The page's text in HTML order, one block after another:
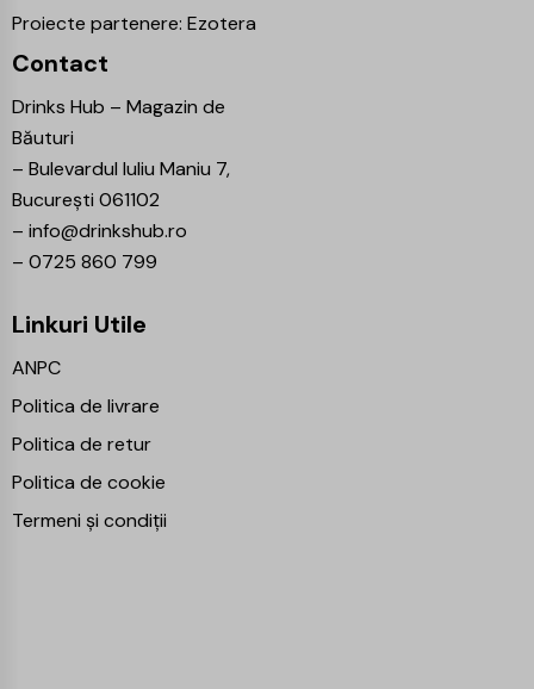
Proiecte partenere: Ezotera
Contact
Drinks Hub – Magazin de
Băuturi
– Bulevardul Iuliu Maniu 7,
București 061102
– info@drinkshub.ro
– 0725 860 799
Linkuri Utile
ANPC
Politica de livrare
Politica de retur
Politica de cookie
Termeni și condiții